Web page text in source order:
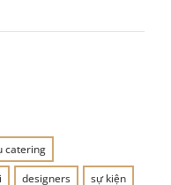
catering
designers
sự kiện